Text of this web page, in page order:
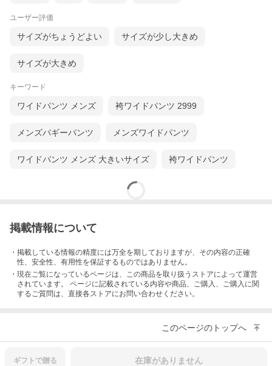
ユーザー評価
サイズがちょうどよい サイズが少し大きめ
サイズが大きめ
キーワード
ワイドパンツ メンズ 袴ワイドパンツ 2999
メンズバギーパンツ メンズワイドパンツ
ワイドパンツ メンズ 大きいサイズ 袴ワイドパンツ
掲載情報について
・掲載している情報の精度には万全を期しておりますが、その内容の正確
性、安全性、有用性を保証するものではありません。
・現在ご覧になっているページは、この商品を取り扱うストアによって運営
されています。 ページに記載されている内容や商品、ご購入 、ご購入に関
するご質問は、直接各ストアにお問い合わせください。
このページのトップへ
ギフトで贈る 在庫がありません